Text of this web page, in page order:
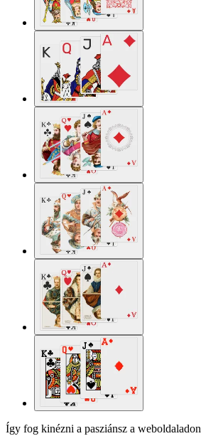
Így fog kinézni a pasziánsz a weboldaladon